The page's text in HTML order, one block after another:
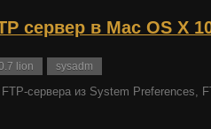
сервер в Mac OS X
lion sysadm
сервера из System Preferences,